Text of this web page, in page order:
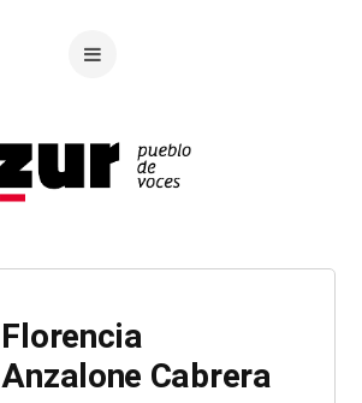
Florencia
Anzalone Cabrera